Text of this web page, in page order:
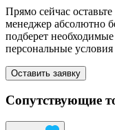
Прямо сейчас
менеджер абсолютно
подберет
персональные условия
Оставить заявку
Сопутствующие